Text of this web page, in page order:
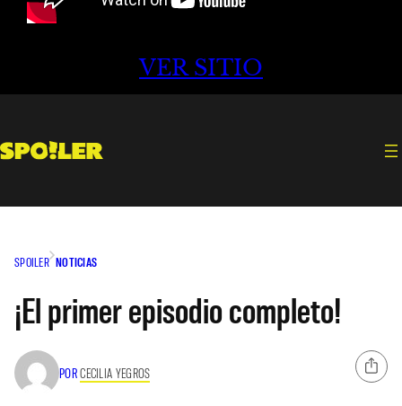
VER SITIO
SPOILER NOTICIAS
¡El primer episodio completo!
PORCECILIA YEGROS